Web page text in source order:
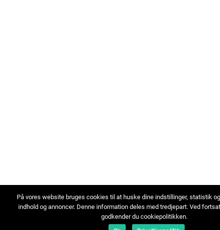
På vores website bruges cookies til at huske dine indstillinger, statistik
indhold og annoncer. Denne information deles med tredjepart. Ved
godkender du cookiepolitikken.